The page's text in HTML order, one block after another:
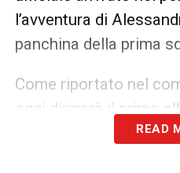
l’avventura di
panchina della prima
Come riportato nel
oggi dirigerà il primo
rivolta alla sfida diREAD